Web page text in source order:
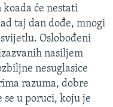
će nestati
taj dan dođe, mnogi
Oslobođeni
nasiljem
nesuglasice
razuma, dobre
se u poruci, koju je